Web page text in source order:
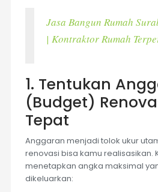
Jasa Bangun Rumah
| Kontraktor Rumah
1. Tentukan
(Budget)
Tepat
Anggaran menjadi tolok ukur
renovasi bisa kamu realisasikan.
menetapkan angka maksimal
dikeluarkan: